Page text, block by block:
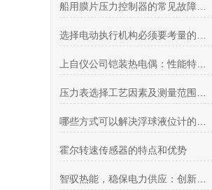
霍尔转速传感器的特点和优势